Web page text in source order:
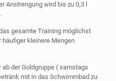
Anstrengung wird bis zu 0,3 l
gesamte Training möglichst
kleinere Mengen
der Goldgruppe ( samstags
mit in das Schwimmbad zu